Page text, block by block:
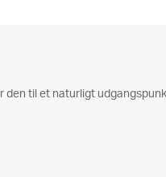
til et naturligt